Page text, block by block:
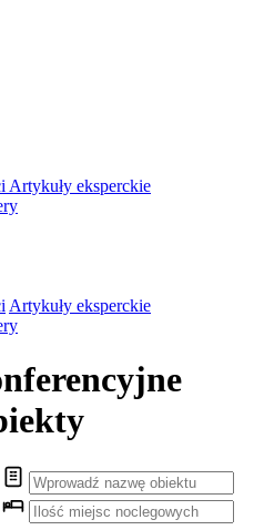
Artykuły eksperckie
Artykuły eksperckie